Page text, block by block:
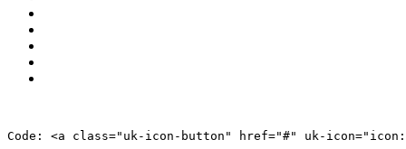
Code: <a class="uk-icon-button" href="#" uk-icon="icon: